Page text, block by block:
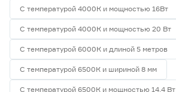
С температурой 4000К и мощностью 16Вт
С температурой 4000К и мощностью 20 Вт
С температурой 6000К и длиной 5 метров
С температурой 6500К и шириной 8 мм
С температурой 6500К и мощностью 14.4 Вт